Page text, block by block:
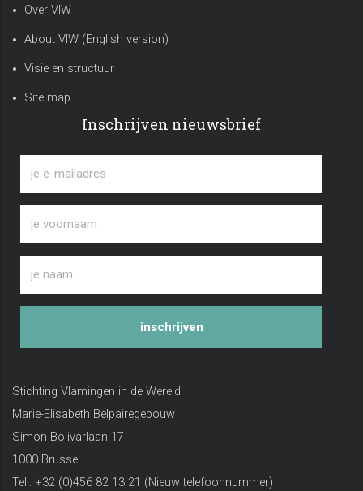
Over VIW
About VIW (English version)
Visie en structuur
Site map
Inschrijven nieuwsbrief
inschrijven
Stichting Vlamingen in de Wereld
Marie-Elisabeth Belpairegebouw
Simon Bolivarlaan 17
1000 Brussel
Tel.: +32 (0)456 82 13 21 (Nieuw telefoonnummer)